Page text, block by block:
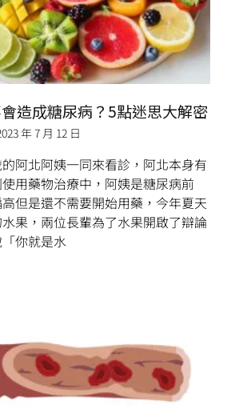
造成糖尿病？5點迷思大解密
年 7 月 12 日
阿北阿姨一同來看診，阿北本身有
用藥物治療中，阿姨是糖尿病前
但是還不需要開始用藥，今年夏天
果，兩位長輩為了水果開啟了辯論
你就是水